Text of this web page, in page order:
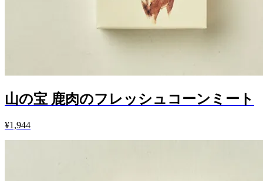
山の宝 鹿肉のフレッシュコーンミート
¥1,944